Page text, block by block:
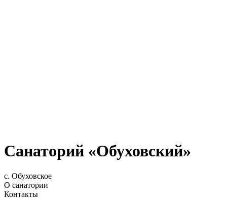
Санаторий «Обуховский»
с. Обуховское
О санатории
Контакты